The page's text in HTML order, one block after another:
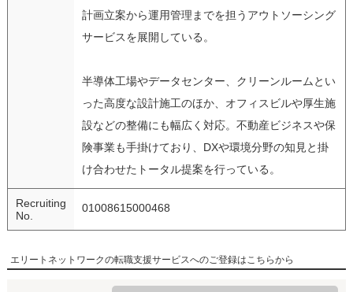
計画立案から運用管理までを担うアウトソーシング
サービスを展開している。
半導体工場やデータセンター、クリーンルームとい
った高度な設計施工のほか、オフィスビルや厚生施
設などの整備にも幅広く対応。不動産ビジネスや保
険事業も手掛けており、DXや環境分野の知見と掛
け合わせたトータル提案を行っている。
Recruiting
No.
01008615000468
エリートネットワークの転職支援サービスへのご登録はこちらから